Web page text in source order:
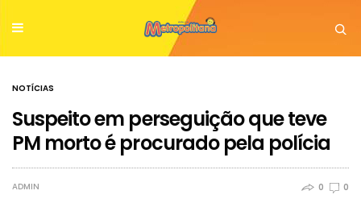
NOTÍCIAS
Suspeito em perseguição que teve
PM morto é procurado pela polícia
ADMIN 0 0